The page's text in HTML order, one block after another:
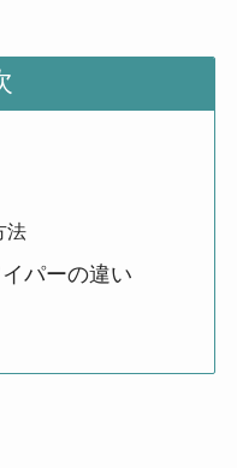
法
パーの違い